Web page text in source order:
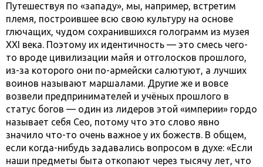
Путешествуя по «западу», мы, например, встретим
племя, построившее всю свою культуру на основе
глючащих, чудом сохранившихся голограмм из музея
XXI века. Поэтому их идентичность — это смесь чего-
то вроде цивилизации майя и отголосков прошлого,
из-за которого они по-армейски салютуют, а лучших
воинов называют маршалами. Другие же и вовсе
возвели предпринимателей и учёных прошлого в
статус богов — один из лидеров этой «империи» гордо
называет себя Сео, потому что это слово явно
значило что-то очень важное у их божеств. В общем,
если когда-нибудь задавались вопросом в духе: «Если
наши предметы быта откопают через тысячу лет, что